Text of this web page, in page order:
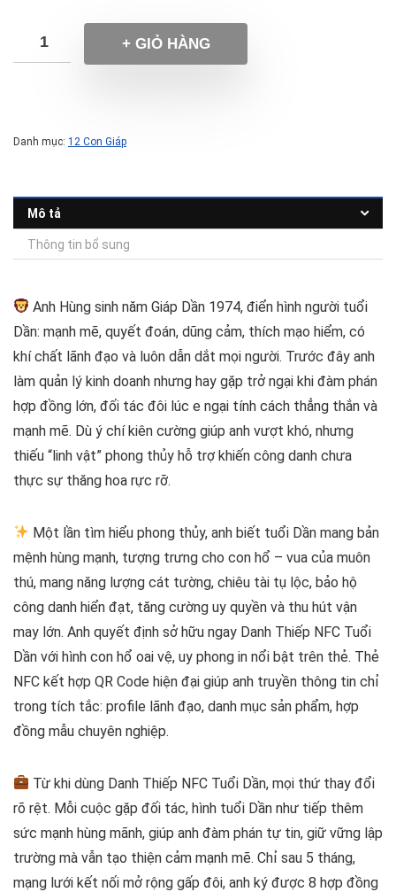
+ GIỎ HÀNG
Danh mục: 12 Con Giáp
Mô tả
Thông tin bổ sung
Anh Hùng sinh năm Giáp Dần 1974, điển hình người tuổi
Dần: mạnh mẽ, quyết đoán, dũng cảm, thích mạo hiểm, có
khí chất lãnh đạo và luôn dẫn dắt mọi người. Trước đây anh
làm quản lý kinh doanh nhưng hay gặp trở ngại khi đàm phán
hợp đồng lớn, đối tác đôi lúc e ngại tính cách thẳng thắn và
mạnh mẽ. Dù ý chí kiên cường giúp anh vượt khó, nhưng
thiếu “linh vật” phong thủy hỗ trợ khiến công danh chưa
thực sự thăng hoa rực rỡ.
Một lần tìm hiểu phong thủy, anh biết tuổi Dần mang bản
mệnh hùng mạnh, tượng trưng cho con hổ – vua của muôn
thú, mang năng lượng cát tường, chiêu tài tụ lộc, bảo hộ
công danh hiển đạt, tăng cường uy quyền và thu hút vận
may lớn. Anh quyết định sở hữu ngay Danh Thiếp NFC Tuổi
Dần với hình con hổ oai vệ, uy phong in nổi bật trên thẻ. Thẻ
NFC kết hợp QR Code hiện đại giúp anh truyền thông tin chỉ
trong tích tắc: profile lãnh đạo, danh mục sản phẩm, hợp
đồng mẫu chuyên nghiệp.
Từ khi dùng Danh Thiếp NFC Tuổi Dần, mọi thứ thay đổi
rõ rệt. Mỗi cuộc gặp đối tác, hình tuổi Dần như tiếp thêm
sức mạnh hùng mãnh, giúp anh đàm phán tự tin, giữ vững lập
trường mà vẫn tạo thiện cảm mạnh mẽ. Chỉ sau 5 tháng,
mạng lưới kết nối mở rộng gấp đôi, anh ký được 8 hợp đồng